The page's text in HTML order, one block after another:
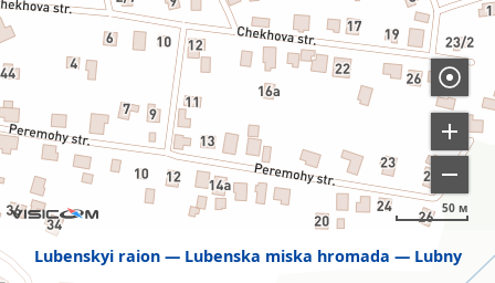
Lubenskyi raion Lubenska miska hromada Lubny
50 м